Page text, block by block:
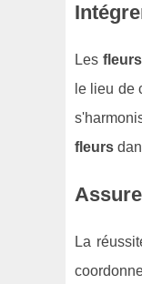
Les fleurs
le lieu de
fleurs
La